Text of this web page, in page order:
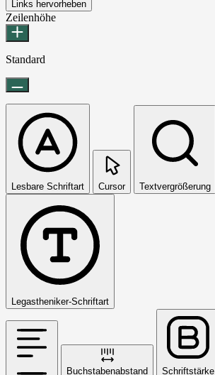
Links hervorheben
Zeilenhöhe
Standard
Lesbare Schriftart Cursor Textvergrößerung
Legastheniker-Schriftart
Buchstabenabstand Schriftstärke